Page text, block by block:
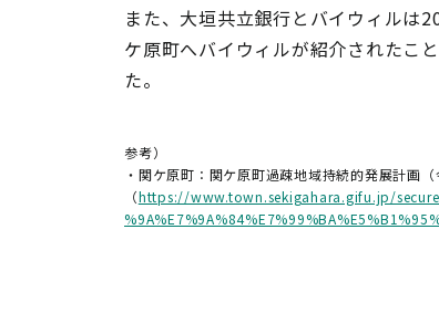
また、大垣共立銀行とバイウィルは
ケ原町へバイウィルが紹介されたこ
た。
参考）
・関ケ原町：関ケ原町過疎地域持続的発展計画
（https://www.town.sekigahara.gifu.jp/secure/